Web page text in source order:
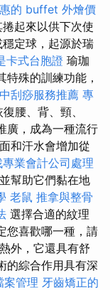
的 buffet 外燴價
起來以供下次使
定球，起源於瑞
卡式台胞證 瑜珈
殊的訓練功能，
刮痧服務推薦 專
腰、背、頸、
廣，成為一種流行
和汗水會增加從
專業會計公司處理
幫助它們黏在地
老鼠 推拿與整骨
選擇合適的紋理
您喜歡哪一種，請
外，它還具有舒
的綜合作用具有深
案管理 牙齒矯正的